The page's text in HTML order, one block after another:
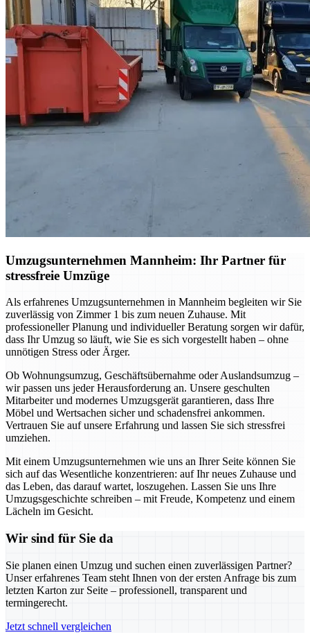
Umzugsunternehmen Mannheim: Ihr Partner für
stressfreie Umzüge
Als erfahrenes Umzugsunternehmen in Mannheim begleiten wir Sie
zuverlässig von Zimmer 1 bis zum neuen Zuhause. Mit
professioneller Planung und individueller Beratung sorgen wir dafür,
dass Ihr Umzug so läuft, wie Sie es sich vorgestellt haben – ohne
unnötigen Stress oder Ärger.
Ob Wohnungsumzug, Geschäftsübernahme oder Auslandsumzug –
wir passen uns jeder Herausforderung an. Unsere geschulten
Mitarbeiter und modernes Umzugsgerät garantieren, dass Ihre
Möbel und Wertsachen sicher und schadensfrei ankommen.
Vertrauen Sie auf unsere Erfahrung und lassen Sie sich stressfrei
umziehen.
Mit einem Umzugsunternehmen wie uns an Ihrer Seite können Sie
sich auf das Wesentliche konzentrieren: auf Ihr neues Zuhause und
das Leben, das darauf wartet, loszugehen. Lassen Sie uns Ihre
Umzugsgeschichte schreiben – mit Freude, Kompetenz und einem
Lächeln im Gesicht.
Wir sind für Sie da
Sie planen einen Umzug und suchen einen zuverlässigen Partner?
Unser erfahrenes Team steht Ihnen von der ersten Anfrage bis zum
letzten Karton zur Seite – professionell, transparent und
termingerecht.
Jetzt schnell vergleichen